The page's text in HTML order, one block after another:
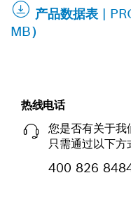
产品数据表 |
MB）
热线电话
您是否有关于我
只需通过以下
400 826